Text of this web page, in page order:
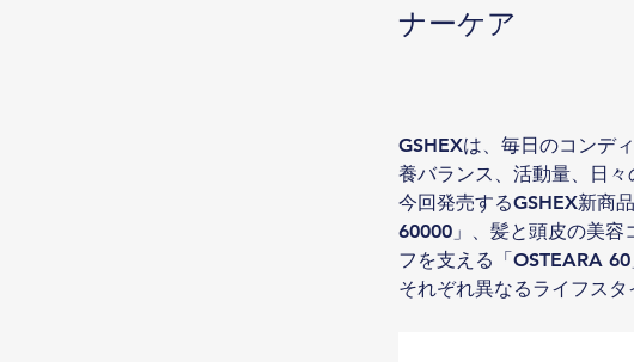
ナーケア
GSHEXは、毎日のコンデ
養バランス、活動量、日々
今回発売するGSHEX新商
60000」、髪と頭皮の美容
フを支える「OSTEARA 60
それぞれ異なるライフスタ